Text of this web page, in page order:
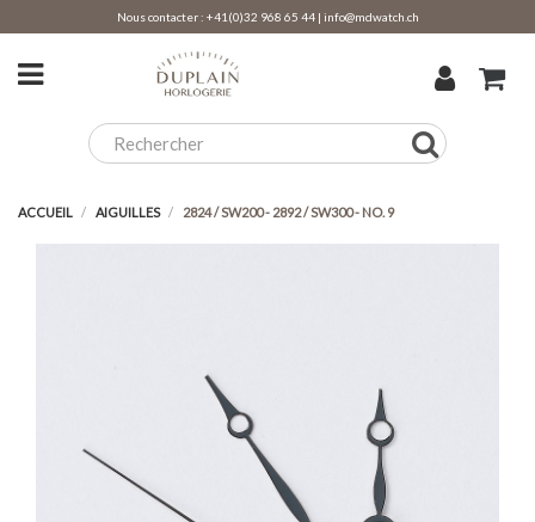
Nous contacter : +41(0)32 968 65 44| info@mdwatch.ch
ACCUEIL AIGUILLES 2824 / SW200 - 2892 / SW300 - NO. 9